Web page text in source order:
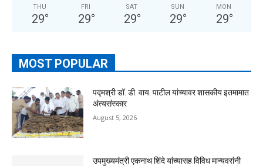
THU
29°
FRI
29°
SAT
29°
SUN
29°
MON
29°
MOST POPULAR
पद्मश्री डॉ. डी. वाय. पाटील यांच्यावर शासकीय इतमामात
अंत्यसंस्कार
August 5, 2026
उपमुख्यमंत्री एकनाथ शिंदे यांच्यासह विविध मान्यवरांनी